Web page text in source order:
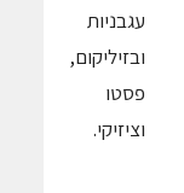
עגבניות
ובזיליקום,
פסטו
וציזיקי.